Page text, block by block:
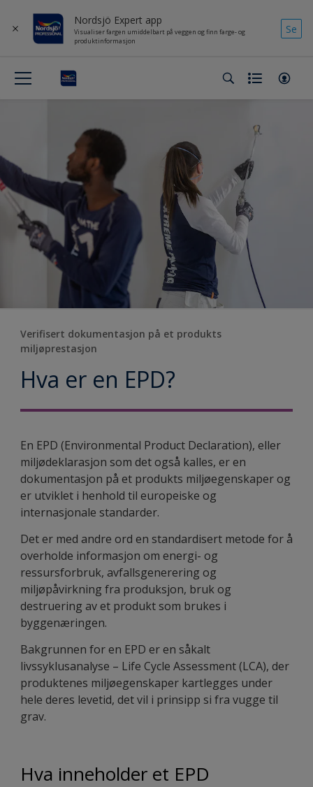
Nordsjö Expert app
Visualiser fargen umiddelbart på veggen og finn farge- og
produktinformasjon
Se
Verifisert dokumentasjon på et produkts
miljøprestasjon
Hva er en EPD?
En EPD (Environmental Product Declaration), eller
miljødeklarasjon som det også kalles, er en
dokumentasjon på et produkts miljøegenskaper og
er utviklet i henhold til europeiske og
internasjonale standarder.
Det er med andre ord en standardisert metode for å
overholde informasjon om energi- og
ressursforbruk, avfallsgenerering og
miljøpåvirkning fra produksjon, bruk og
destruering av et produkt som brukes i
byggenæringen.
Bakgrunnen for en EPD er en såkalt
livssyklusanalyse – Life Cycle Assessment (LCA), der
produktenes miljøegenskaper kartlegges under
hele deres levetid, det vil i prinsipp si fra vugge til
grav.
Hva inneholder et EPD